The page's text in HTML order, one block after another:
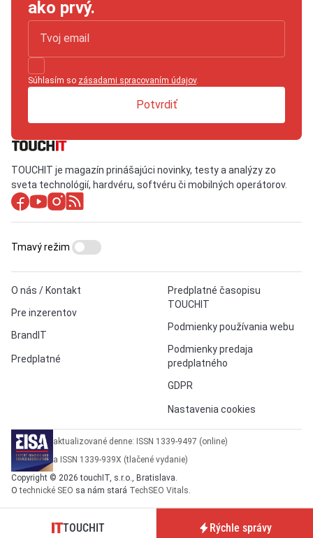
ako prvý.
Súhlasím so zásadami spracovaním údajov.
Potvrdiť
TOUCHIT je magazín prinášajúci novinky, testy a analýzy zo
sveta technológií, hardvéru, softvéru či mobilných operátorov.
O nás / Kontakt
Pre inzerentov
BrandIT
Predplatné
Predplatné časopisu
TOUCHIT
Podmienky používania webu
Podmienky predaja
predplatného
GDPR
Nastavenia cookies
Tmavý režim
aktualizované denne: ISSN 1339-9497 (online)
a ISSN 1339-939X (tlačené vydanie)
Copyright © 2026 touchIT, s.r.o., Bratislava.
Otechnické SEO sa nám stará TechSEO Vitals.
TOUCHIT Rýchle správy